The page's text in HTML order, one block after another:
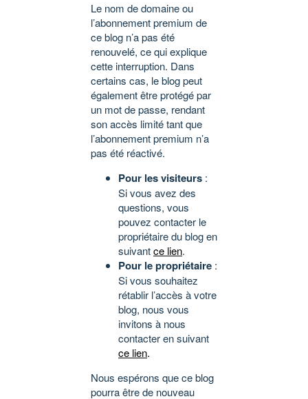
Le nom de domaine ou
l’abonnement premium de
ce blog n’a pas été
renouvelé, ce qui explique
cette interruption. Dans
certains cas, le blog peut
également être protégé par
un mot de passe, rendant
son accès limité tant que
l’abonnement premium n’a
pas été réactivé.
Pour les visiteurs :
Si vous avez des
questions, vous
pouvez contacter le
propriétaire du blog en
suivantce lien.
Pour le propriétaire :
Si vous souhaitez
rétablir l’accès à votre
blog, nous vous
invitons à nous
contacter en suivant
ce lien.
Nous espérons que ce blog
pourra être de nouveau